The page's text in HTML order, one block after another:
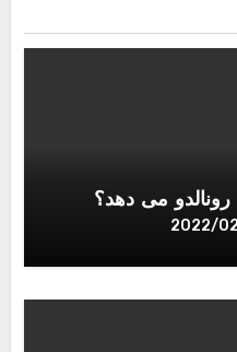
می دهد؟
2022/